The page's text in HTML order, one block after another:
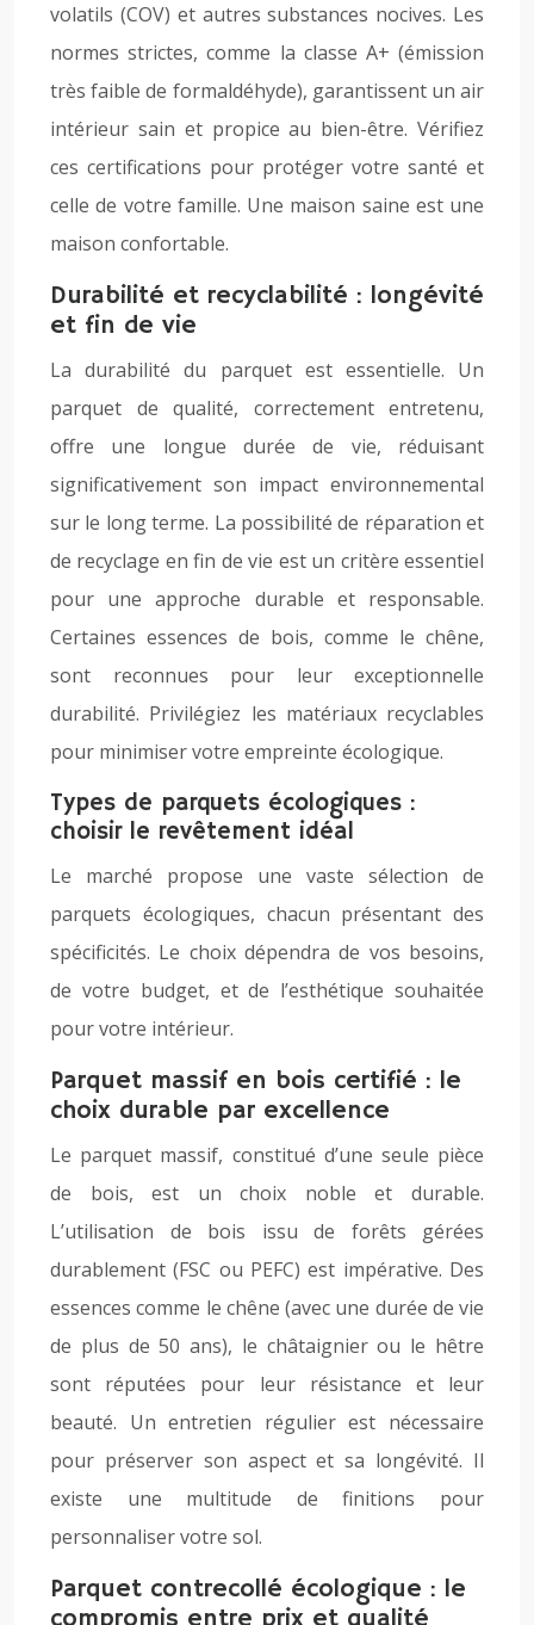
volatils (COV) et autres substances nocives. Les
normes strictes, comme la classe A+ (émission
très faible de formaldéhyde), garantissent un air
intérieur sain et propice au bien-être. Vérifiez
ces certifications pour protéger votre santé et
celle de votre famille. Une maison saine est une
maison confortable.
Durabilité et recyclabilité : longévité
et fin de vie
La durabilité du parquet est essentielle. Un
parquet de qualité, correctement entretenu,
offre une longue durée de vie, réduisant
significativement son impact environnemental
sur le long terme. La possibilité de réparation et
de recyclage en fin de vie est un critère essentiel
pour une approche durable et responsable.
Certaines essences de bois, comme le chêne,
sont reconnues pour leur exceptionnelle
durabilité. Privilégiez les matériaux recyclables
pour minimiser votre empreinte écologique.
Types de parquets écologiques :
choisir le revêtement idéal
Le marché propose une vaste sélection de
parquets écologiques, chacun présentant des
spécificités. Le choix dépendra de vos besoins,
de votre budget, et de l’esthétique souhaitée
pour votre intérieur.
Parquet massif en bois certifié : le
choix durable par excellence
Le parquet massif, constitué d’une seule pièce
de bois, est un choix noble et durable.
L’utilisation de bois issu de forêts gérées
durablement (FSC ou PEFC) est impérative. Des
essences comme le chêne (avec une durée de vie
de plus de 50 ans), le châtaignier ou le hêtre
sont réputées pour leur résistance et leur
beauté. Un entretien régulier est nécessaire
pour préserver son aspect et sa longévité. Il
existe une multitude de finitions pour
personnaliser votre sol.
Parquet contrecollé écologique : le